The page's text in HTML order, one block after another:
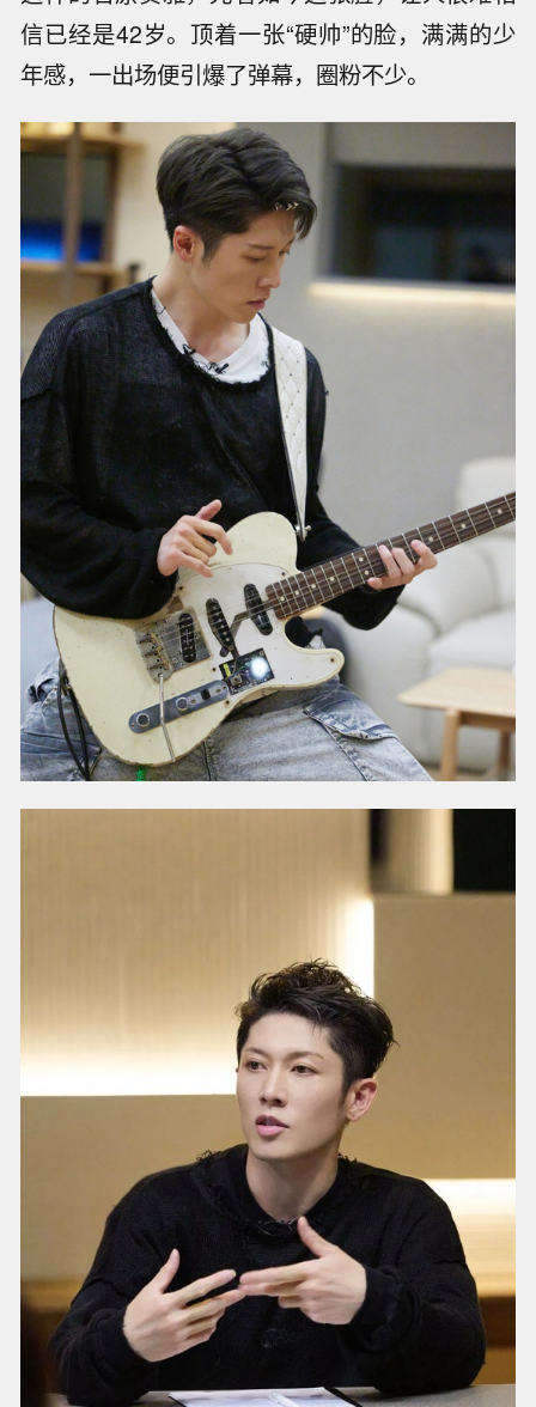
信已经是42岁。顶着一张“硬帅”的脸，满满的少
年感，一出场便引爆了弹幕，圈粉不少。